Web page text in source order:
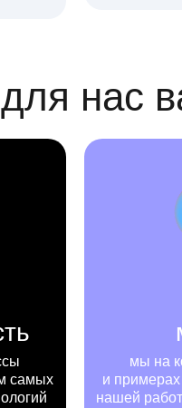
нас
самых
мы на
и примерах
нашей